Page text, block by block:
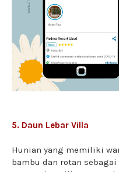
5. Daun Lebar Villa
Hunian yang memiliki
bambu dan rotan